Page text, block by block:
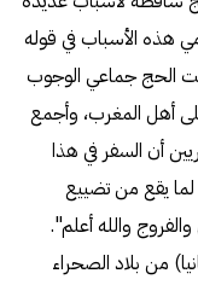
هذه الأسباب في قوله
الحج جماعي الوجوب
أهل المغرب، وأجمع
أن السفر في هذا
لما يقع من تضييع
والله أعلم".
من بلاد الصحراء